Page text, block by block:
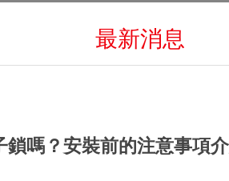
最新消息
鎖嗎？安裝前的注意事項